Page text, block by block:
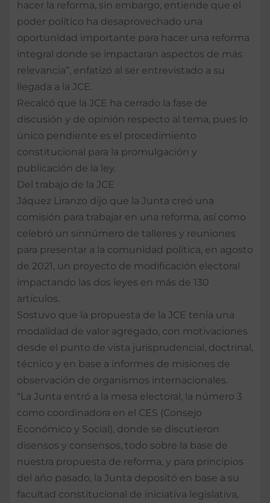
hacer la reforma, sin embargo, entiende que el
poder político ha desaprovechado una
oportunidad importante para hacer una reforma
integral donde se impactaran aspectos de más
relevancia”, enfatizó al ser entrevistado a su
llegada a la JCE.
Recalcó que la JCE ha cerrado la fase de
discusión y de opinión respecto al tema, pues lo
único pendiente es el procedimiento
constitucional para la promulgación y
publicación de la ley.
Del trabajo de la JCE
Jáquez Liranzo dijo que la Junta creó una
comisión para trabajar en una reforma, así como
celebró un sinnúmero de talleres y reuniones
para presentar a la comunidad política, en agosto
de 2021, un proyecto de modificación electoral
impactando las dos leyes en más de 130
artículos.
Sostuvo que la propuesta de la JCE tenía una
modalidad de valor agregado, con motivaciones
desde el punto de vista jurisprudencial, doctrinal,
técnico y en base a informes de misiones de
observación de organismos internacionales.
“La Junta entró a la mesa electoral, la número 3
como coordinadora en el CES (Consejo
Económico y Social), donde se discutieron
disensos y consensos, todo sobre la base de
nuestra propuesta de reforma, y para principios
del año pasado, la Junta depositó en base a su
facultad constitucional de iniciativa legislativa,